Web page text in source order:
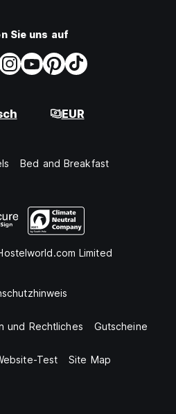
Sie uns auf
EUR
Bed and Breakfast
Limited
und Rechtliches Gutscheine
Test Site Map